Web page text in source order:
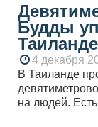
Будды
Таиланде
4 декабря
В Таиланде
на людей.